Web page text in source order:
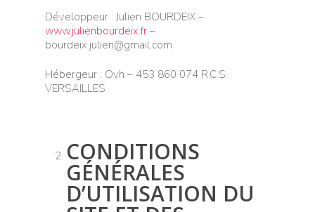
Développeur : Julien BOURDEIX –
www.julienbourdeix.fr –
bourdeix.julien@gmail.com
Hébergeur : Ovh – 453 860 074 R.C.S.
VERSAILLES
CONDITIONS
GÉNÉRALES
D’UTILISATION DU